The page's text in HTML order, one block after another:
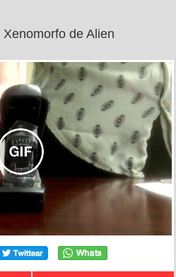
de Alien